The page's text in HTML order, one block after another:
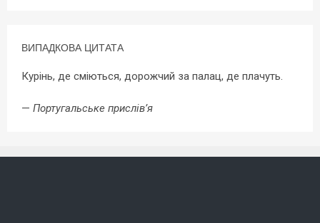
ВИПАДКОВА ЦИТАТА
Курінь, де сміються, дорожчий за палац, де плачуть.
— Португальське прислів’я